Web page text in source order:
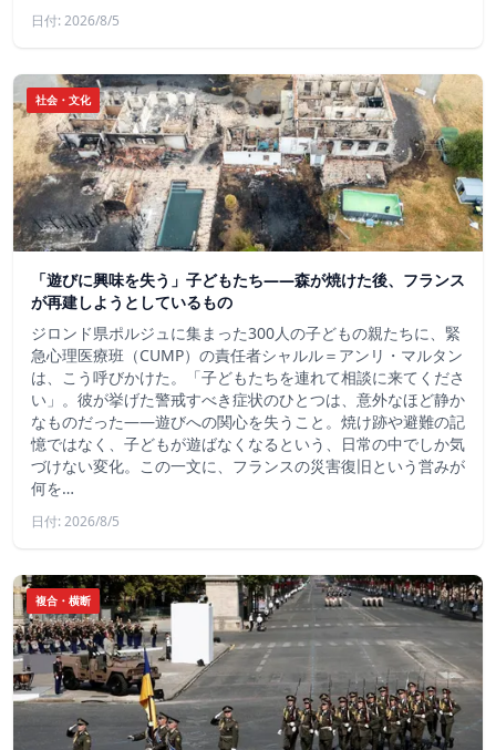
日付: 2026/8/5
社会・文化
「遊びに興味を失う」子どもたち——森が焼けた後、フランス
が再建しようとしているもの
ジロンド県ポルジュに集まった300人の子どもの親たちに、緊
急心理医療班（CUMP）の責任者シャルル＝アンリ・マルタン
は、こう呼びかけた。「子どもたちを連れて相談に来てくださ
い」。彼が挙げた警戒すべき症状のひとつは、意外なほど静か
なものだった――遊びへの関心を失うこと。焼け跡や避難の記
憶ではなく、子どもが遊ばなくなるという、日常の中でしか気
づけない変化。この一文に、フランスの災害復旧という営みが
何を…
日付: 2026/8/5
複合・横断